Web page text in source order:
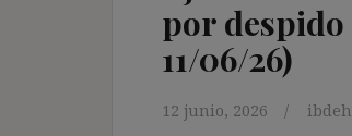
por
11/06/26)
12 junio, 2026